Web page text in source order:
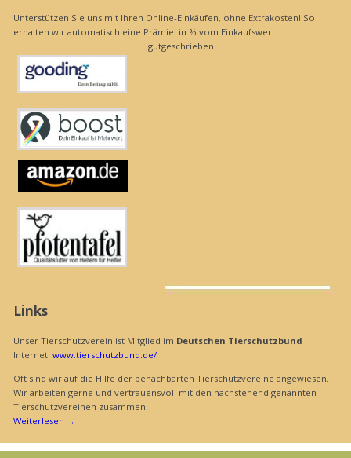
Unterstützen Sie uns mit Ihren Online-Einkäufen, ohne Extrakosten! So
erhalten wir automatisch eine Prämie. in % vom Einkaufswert
gutgeschrieben
Links
Unser Tierschutzverein ist Mitglied im Deutschen Tierschutzbund
Internet: www.tierschutzbund.de/
Oft sind wir auf die Hilfe der benachbarten Tierschutzvereine angewiesen.
Wir arbeiten gerne und vertrauensvoll mit den nachstehend genannten
Tierschutzvereinen zusammen:
Weiterlesen →